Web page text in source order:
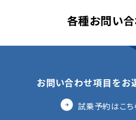
各種お問い
お問い合わせ項目をお
試乗予約はこち